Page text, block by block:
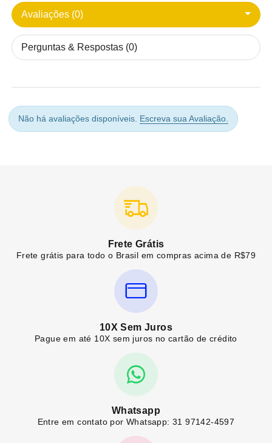
Avaliações (0)
Perguntas & Respostas (0)
Não há avaliações disponíveis. Escreva sua Avaliação.
Frete Grátis
Frete grátis para todo o Brasil em compras acima de R$79
10X Sem Juros
Pague em até 10X sem juros no cartão de crédito
Whatsapp
Entre em contato por Whatsapp: 31 97142-4597